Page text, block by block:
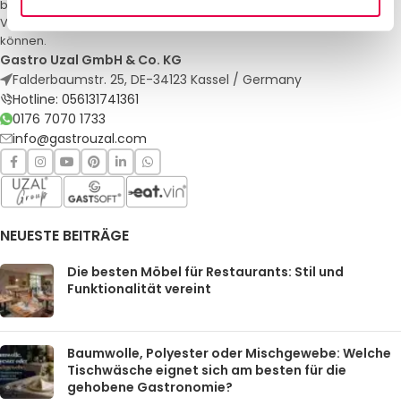
bieten maßgeschneiderte Lösungen für Restaurants, Hotels und
Veranstaltungen. Qualität und Service, auf die Sie sich verlassen
können.
Gastro Uzal GmbH & Co. KG
Falderbaumstr. 25, DE-34123 Kassel / Germany
Hotline: 056131741361
0176 7070 1733
info@gastrouzal.com
NEUESTE BEITRÄGE
Die besten Möbel für Restaurants: Stil und
Funktionalität vereint
Baumwolle, Polyester oder Mischgewebe: Welche
Tischwäsche eignet sich am besten für die
gehobene Gastronomie?